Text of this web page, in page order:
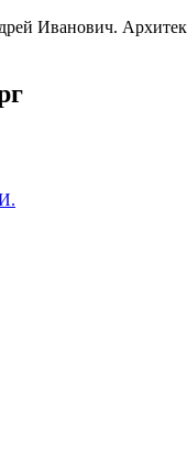
Иванович.